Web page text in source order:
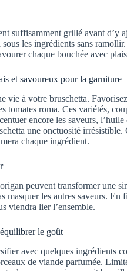
suffisamment grillé avant d’y
les ingrédients sans
chaque bouchée avec
et savoureux pour la garniture
vie à votre bruschetta.
tomates roma. Ces variétés,
encore les saveurs,
une onctuosité irrésistible.
chaque ingrédient.
peuvent transformer une
masquer les autres saveurs.
viendra lier l’ensemble.
le goût
avec quelques ingrédients
de viande parfumée.